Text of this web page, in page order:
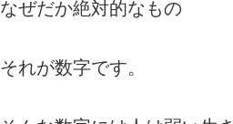
なぜだか絶対的なもの
それが数字です。